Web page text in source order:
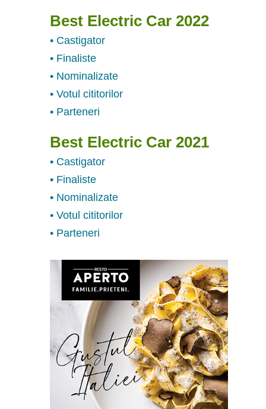
Best Electric Car 2022
• Castigator
• Finaliste
• Nominalizate
• Votul cititorilor
• Parteneri
Best Electric Car 2021
• Castigator
• Finaliste
• Nominalizate
• Votul cititorilor
• Parteneri